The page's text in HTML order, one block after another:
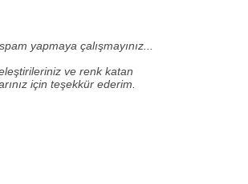
yapmaya çalışmayınız...
eleştirileriniz ve renk katan
için teşekkür ederim.